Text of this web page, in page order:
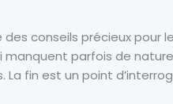
conseils précieux
parfois de
fin est un point